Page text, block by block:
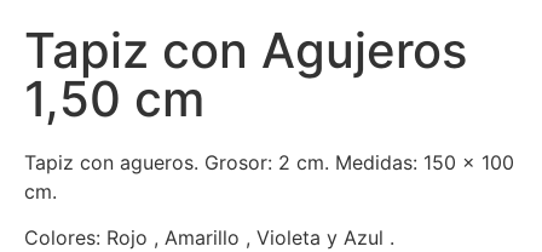
Tapiz con Agujeros
1,50 cm
Tapiz con agueros. Grosor: 2 cm. Medidas: 150 x 100
cm.
Colores: Rojo , Amarillo , Violeta y Azul .